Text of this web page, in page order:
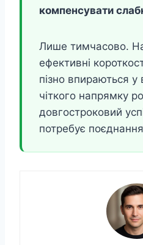
компенсувати
Лише тимчасово.
ефективні
пізно впираються у
чіткого напрямку
довгостроковий
потребує